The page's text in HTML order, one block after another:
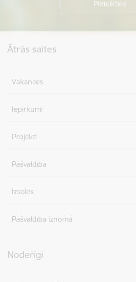
Ātrās saites
Vakances
Iepirkumi
Projekti
Pašvaldība
Izsoles
Pašvaldība iznomā
Noderīgi